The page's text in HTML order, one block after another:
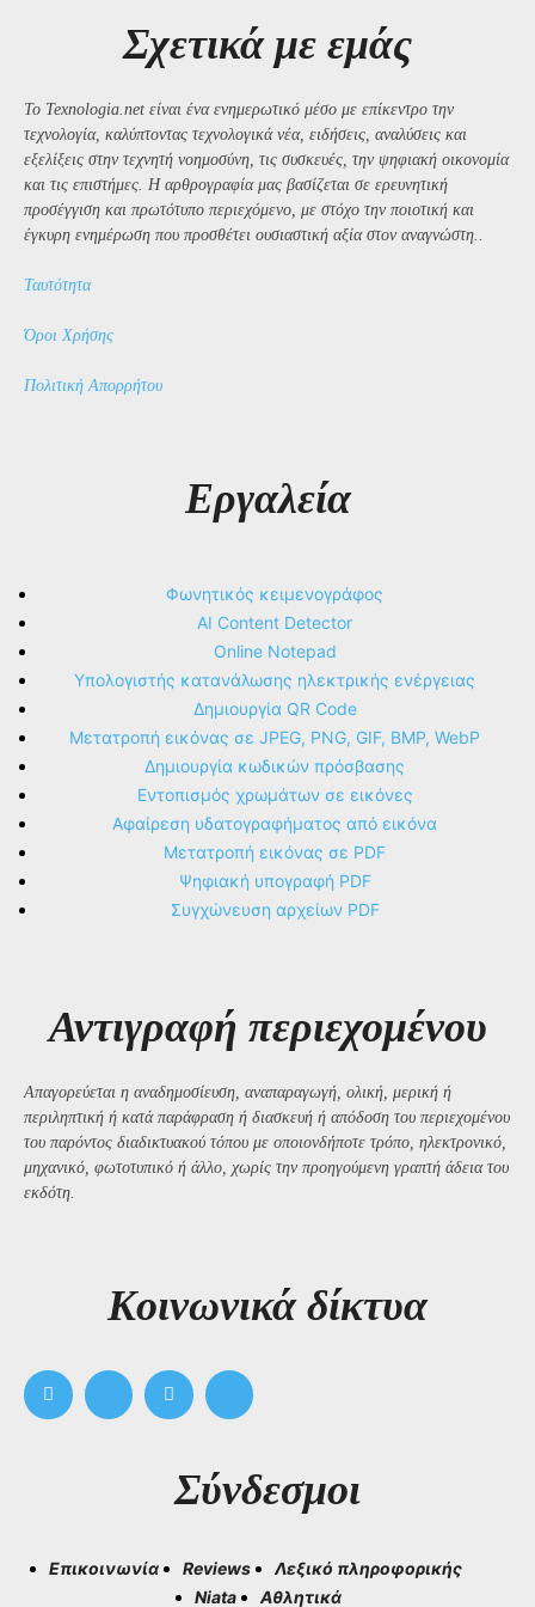
Σχετικά με εμάς
Το Texnologia.net είναι ένα ενημερωτικό μέσο με επίκεντρο την
τεχνολογία, καλύπτοντας τεχνολογικά νέα, ειδήσεις, αναλύσεις και
εξελίξεις στην τεχνητή νοημοσύνη, τις συσκευές, την ψηφιακή οικονομία
και τις επιστήμες. Η αρθρογραφία μας βασίζεται σε ερευνητική
προσέγγιση και πρωτότυπο περιεχόμενο, με στόχο την ποιοτική και
έγκυρη ενημέρωση που προσθέτει ουσιαστική αξία στον αναγνώστη..
Ταυτότητα
Όροι Χρήσης
Πολιτική Απορρήτου
Εργαλεία
Φωνητικός κειμενογράφος
AI Content Detector
Online Notepad
Υπολογιστής κατανάλωσης ηλεκτρικής ενέργειας
Δημιουργία QR Code
Μετατροπή εικόνας σε JPEG, PNG, GIF, BMP, WebP
Δημιουργία κωδικών πρόσβασης
Εντοπισμός χρωμάτων σε εικόνες
Αφαίρεση υδατογραφήματος από εικόνα
Μετατροπή εικόνας σε PDF
Ψηφιακή υπογραφή PDF
Συγχώνευση αρχείων PDF
Αντιγραφή περιεχομένου
Απαγορεύεται η αναδημοσίευση, αναπαραγωγή, ολική, μερική ή
περιληπτική ή κατά παράφραση ή διασκευή ή απόδοση του περιεχομένου
του παρόντος διαδικτυακού τόπου με οποιονδήποτε τρόπο, ηλεκτρονικό,
μηχανικό, φωτοτυπικό ή άλλο, χωρίς την προηγούμενη γραπτή άδεια του
εκδότη.
Kοινωνικά δίκτυα
Σύνδεσμοι
Επικοινωνία Reviews
Λεξικό πληροφορικής
Niata
Αθλητικά